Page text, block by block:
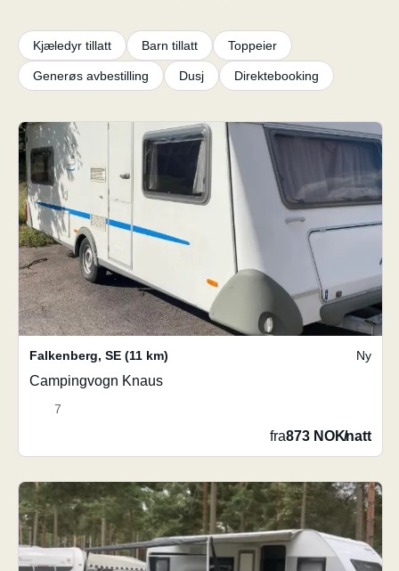
Kjæledyr tillatt Barn tillatt Toppeier
Generøs avbestilling Dusj Direktebooking
Falkenberg, SE (11 km) Ny
Campingvogn Knaus
7
fra873 NOK/natt